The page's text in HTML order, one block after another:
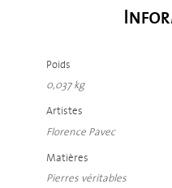
Poids
0,037 kg
Artistes
Florence Pavec
Matières
Pierres véritables